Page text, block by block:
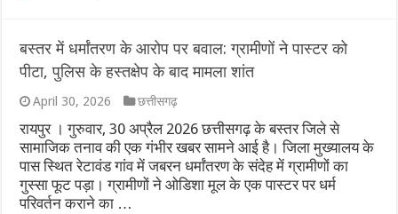
बस्तर में धर्मांतरण के आरोप पर बवाल: ग्रामीणों ने पास्टर को
पीटा, पुलिस के हस्तक्षेप के बाद मामला शांत
April 30, 2026 छत्तीसगढ़
रायपुर । गुरुवार, 30 अप्रैल 2026 छत्तीसगढ़ के बस्तर जिले से
सामाजिक तनाव की एक गंभीर खबर सामने आई है। जिला मुख्यालय के
पास स्थित रेटावंड गांव में जबरन धर्मांतरण के संदेह में ग्रामीणों का
गुस्सा फूट पड़ा। ग्रामीणों ने ओडिशा मूल के एक पास्टर पर धर्म
परिवर्तन कराने का …